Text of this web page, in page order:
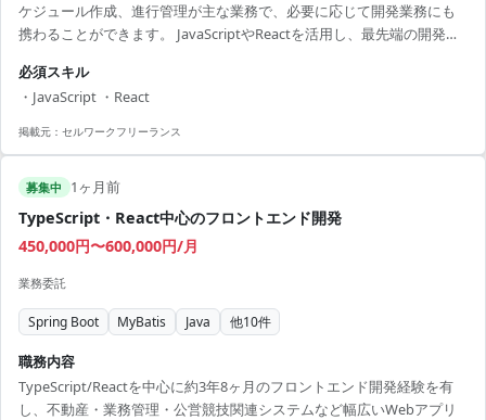
ケジュール作成、進行管理が主な業務で、必要に応じて開発業務にも
携わることができます。 JavaScriptやReactを活用し、最先端の開発環
での調整を得意とする方に向いています。 将来的にはより大規模なプ
ロジェクトに参画する道もあります。 【アピールポイント】 ・フルリ
モートで柔軟な働き方が可能 ・将来のキャリアの幅を広げるチャンス
必須スキル
・JavaScript ・React
掲載元： セルワークフリーランス
募集中 1ヶ月前
TypeScript・React中心のフロントエンド開発
450,000円〜600,000円/月
業務委託
Spring Boot MyBatis Java 他10件
職務内容
TypeScript/Reactを中心に約3年8ヶ月のフロントエンド開発経験を有
し、不動産・業務管理・公営競技関連システムなど幅広いWebアプリ